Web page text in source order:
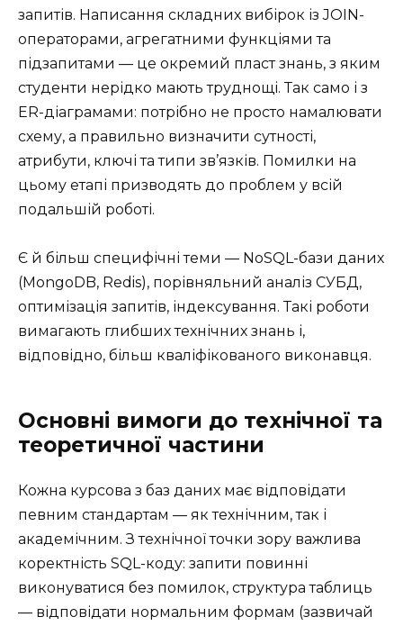
запитів. Написання складних вибірок із JOIN-
операторами, агрегатними функціями та
підзапитами — це окремий пласт знань, з яким
студенти нерідко мають труднощі. Так само і з
ER-діаграмами: потрібно не просто намалювати
схему, а правильно визначити сутності,
атрибути, ключі та типи зв’язків. Помилки на
цьому етапі призводять до проблем у всій
подальшій роботі.
Є й більш специфічні теми — NoSQL-бази даних
(MongoDB, Redis), порівняльний аналіз СУБД,
оптимізація запитів, індексування. Такі роботи
вимагають глибших технічних знань і,
відповідно, більш кваліфікованого виконавця.
Основні вимоги до технічної та
теоретичної частини
Кожна курсова з баз даних має відповідати
певним стандартам — як технічним, так і
академічним. З технічної точки зору важлива
коректність SQL-коду: запити повинні
виконуватися без помилок, структура таблиць
— відповідати нормальним формам (зазвичай